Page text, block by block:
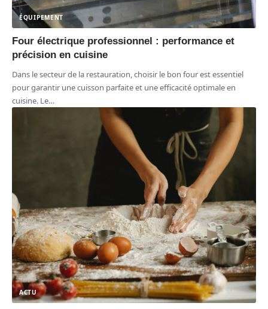
ÉQUIPEMENT
Four électrique professionnel : performance et
précision en cuisine
Dans le secteur de la restauration, choisir le bon four est essentiel
pour garantir une cuisson parfaite et une efficacité optimale en
cuisine. Le…
ACTU